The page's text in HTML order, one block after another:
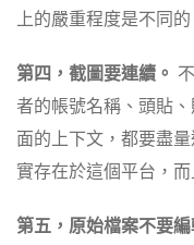
上的嚴重程度是不同的
第四，截圖要連續。
者的帳號名稱、頭貼
面的上下文，都要盡
實存在於這個平台，
第五，原始檔案不要編